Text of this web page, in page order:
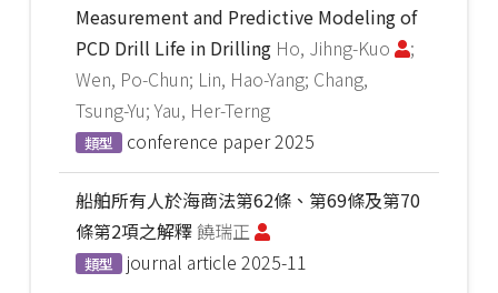
Measurement and Predictive Modeling of
PCD Drill Life in Drilling Ho, Jihng-Kuo
;
Wen, Po-Chun; Lin, Hao-Yang; Chang,
Tsung-Yu; Yau, Her-Terng
類型 conference paper2025
船舶所有人於海商法第62條、第69條及第70
條第2項之解釋饒瑞正
類型 journal article 2025-11